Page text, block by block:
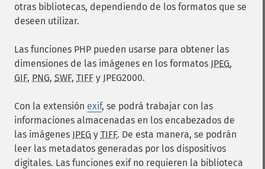
otras bibliotecas, dependiendo de los formatos que se
deseen utilizar.
Las funciones PHP pueden usarse para obtener las
dimensiones de las imágenes en los formatos JPEG,
GIF, PNG, SWF, TIFF y JPEG2000.
Con la extensión exif, se podrá trabajar con las
informaciones almacenadas en los encabezados de
las imágenes JPEG y TIFF. De esta manera, se podrán
leer las metadatos generadas por los dispositivos
digitales. Las funciones exif no requieren la biblioteca